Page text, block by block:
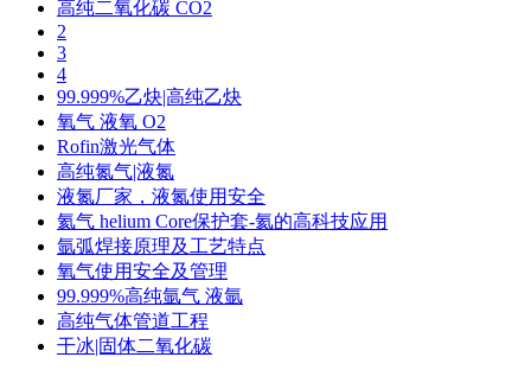
高纯二氧化碳 CO2
2
3
4
99.999%乙炔|高纯乙炔
氧气 液氧 O2
Rofin激光气体
高纯氮气|液氮
液氮厂家，液氮使用安全
氦气 helium Core保护套-氦的高科技应用
氩弧焊接原理及工艺特点
氧气使用安全及管理
99.999%高纯氩气 液氩
高纯气体管道工程
干冰|固体二氧化碳